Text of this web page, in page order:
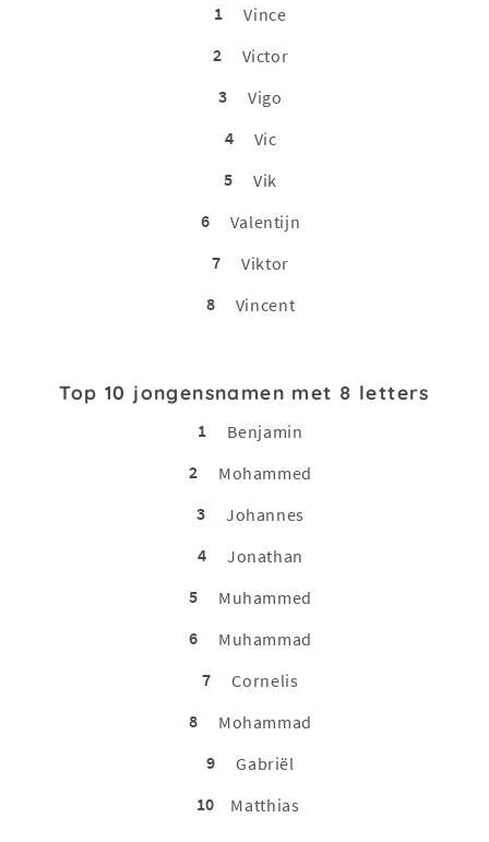
1
Vince
2
Victor
3
Vigo
4
Vic
5
Vik
6
Valentijn
7
Viktor
8
Vincent
Top 10 jongensnamen met 8 letters
1
Benjamin
2
Mohammed
3
Johannes
4
Jonathan
5
Muhammed
6
Muhammad
7
Cornelis
8
Mohammad
9
Gabriël
10
Matthias